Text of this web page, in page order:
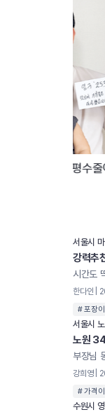
백일
유선
서울시
강력추
한다인 |
# 포장
서울시
노원
강희영 |
# 가격
수원시